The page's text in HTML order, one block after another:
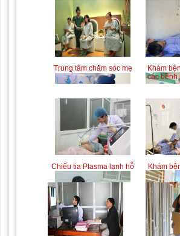
Trung tâm chăm sóc mẹ
bầu và sau sinh
Khám
các bệnh
Chiếu tia Plasma lạnh hỗ
trợ điều trị vết thương
Khám